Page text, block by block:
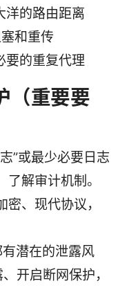
洋的路由距离
和重传
要的重复代理
（重要要
”或最少必要日志
解审计机制。
、现代协议，
潜在的泄露风
开启断网保护，